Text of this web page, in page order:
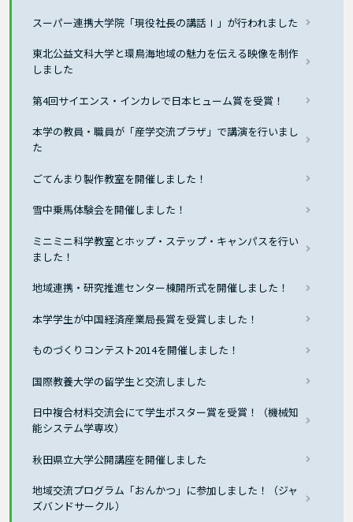
スーパー連携大学院「現役社長の講話Ⅰ」が行われました
東北公益文科大学と環鳥海地域の魅力を伝える映像を制作
しました
第4回サイエンス・インカレで日本ヒューム賞を受賞！
本学の教員・職員が「産学交流プラザ」で講演を行いまし
た
ごてんまり製作教室を開催しました！
雪中乗馬体験会を開催しました！
ミニミニ科学教室とホップ・ステップ・キャンパスを行い
ました！
地域連携・研究推進センター棟開所式を開催しました！
本学学生が中国経済産業局長賞を受賞しました！
ものづくりコンテスト2014を開催しました！
国際教養大学の留学生と交流しました
日中複合材料交流会にて学生ポスター賞を受賞！（機械知
能システム学専攻）
秋田県立大学公開講座を開催しました
地域交流プログラム「おんかつ」に参加しました！（ジャ
ズバンドサークル）